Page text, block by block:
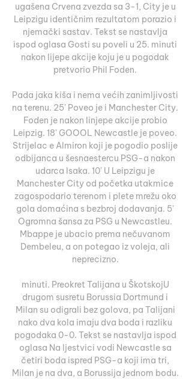
ugašena Crvena zvezda sa 3-1, City je u
Leipzigu identičnim rezultatom porazio i
njemački sastav. Tekst se nastavlja
ispod oglasa Gosti su poveli u 25. minuti
nakon lijepe akcije koju je u pogodak
pretvorio Phil Foden.
Pada jaka kiša i nema većih zanimljivosti
na terenu. 25' Poveo je i Manchester City.
Foden je nakon linjepe akcije probio
Leipzig. 18' GOOOL Newcastle je poveo.
Strijelac e Almiron koji je pogodio poslije
odbijanca u šesnaestercu PSG-a nakon
udarca Isaka. 10' U Leipzigu je
Manchester City od početka utakmice
zagospodario terenom i plete mrežu oko
gola domaćina s bezbroj dodavanja. 5'
Ogromna šansa za PSG u Newcastleu.
Mbappe je ubacio prema nečuvanom
Dembeleu, a on potegao iz voleja, ali
neprecizno.
minuti. Preokret Talijana u ŠkotskojU
drugom susretu Borussia Dortmund i
Milan su odigrali bez golova, pa Talijani
nako dva kola imaju dva boda i razliku
pogodaka 0-0. Tekst se nastavlja ispod
oglasa Na ljestvici vodi Newcastle sa
četiri boda ispred PSG-a koji ima tri,
Milan je na dva, a Borussija jednom bodu.